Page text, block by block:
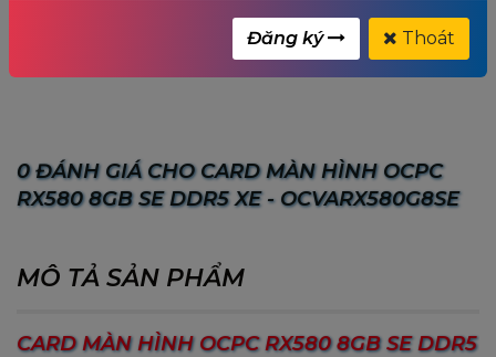
AMD RX 500 Series
0 ĐÁNH GIÁ CHO CARD MÀN HÌNH OCPC
RX580 8GB SE DDR5 XE - OCVARX580G8SE
MÔ TẢ SẢN PHẨM
CARD MÀN HÌNH OCPC RX580 8GB SE DDR5
Đăng ký Thoát